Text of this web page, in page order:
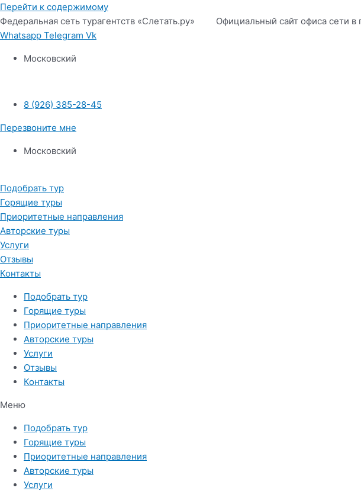
Перейти к содержимому
Федеральная сеть турагентств «Слетать.ру» Официальный сайт офиса
Whatsapp Telegram Vk
Московский
8 (926) 385-28-45
Перезвоните мне
Московский
Подобрать тур
Горящие туры
Приоритетные направления
Авторские туры
Услуги
Отзывы
Контакты
Подобрать тур
Горящие туры
Приоритетные направления
Авторские туры
Услуги
Отзывы
Контакты
Меню
Подобрать тур
Горящие туры
Приоритетные направления
Авторские туры
Услуги